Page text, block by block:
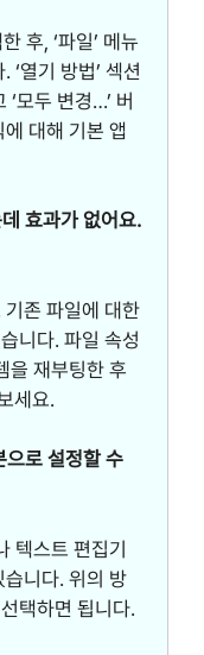
후, ‘파일’ 메뉴
‘열기 방법’ 섹션
모두 변경…’ 버
대해 기본 앱
효과가 없어요.
존 파일에 대한
니다. 파일 속성
을 재부팅한 후
세요.
으로 설정할 수
텍스트 편집기
니다. 위의 방
택하면 됩니다.